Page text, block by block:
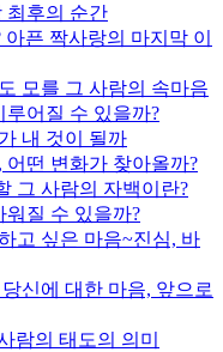
최후의 순간
픈 짝사랑의 마지막 이
모를 그 사람의 속마음
루어질 수 있을까?
내 것이 될까
떤 변화가 찾아올까?
그 사람의 자백이란?
워질 수 있을까?
고 싶은 마음~진심, 바
신에 대한 마음, 앞으로
람의 태도의 의미